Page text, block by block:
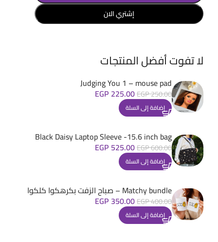
إشتري الان
لا تفوت أفضل المنتجات
Judging You 1 – mouse pad
EGP250.00
EGP 225.00
إضافة إلى السلة
Black Daisy Laptop Sleeve -15.6 inch bag
EGP600.00
EGP 525.00
إضافة إلى السلة
Matchy bundle – صباح الزفت بكرهكوا كلكوا
EGP400.00
EGP 350.00
إضافة إلى السلة